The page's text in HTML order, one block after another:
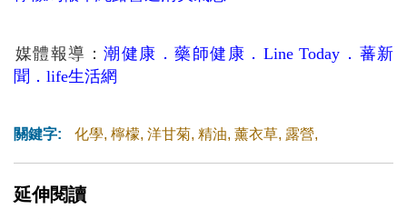
媒體報導：潮健康 ．藥師健康 ． Line Today ． 蕃新
聞 ． life生活網
關鍵字: 化學, 檸檬, 洋甘菊, 精油, 薰衣草, 露營,
延伸閱讀